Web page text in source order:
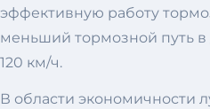
эффективную работу
меньший тормозной путь в
120 км/ч.
В области экономичности